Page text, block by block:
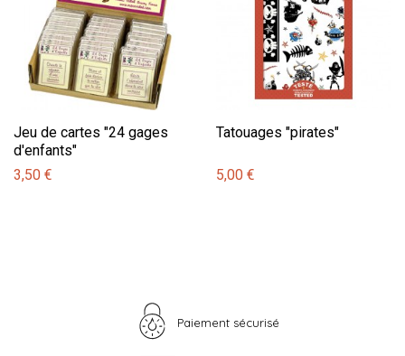
Jeu de cartes "24 gages
d'enfants"
3,50 €
Tatouages "pirates"
5,00 €
Paiement sécurisé